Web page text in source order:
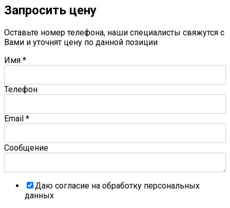
Запросить цену
Оставьте номер телефона, наши специалисты свяжутся с
Вами и уточнят цену по данной позиции
Имя *
Телефон
Email *
Сообщение
Даю согласие на обработку персональных
данных